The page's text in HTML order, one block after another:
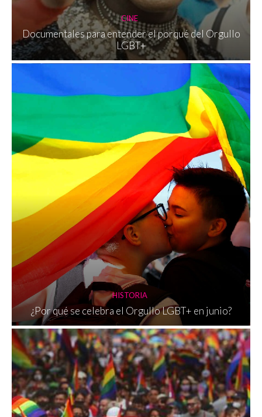
CINE
Documentales para entender el porqué del Orgullo
LGBT+
HISTORIA
¿Por qué se celebra el Orgullo LGBT+ en junio?